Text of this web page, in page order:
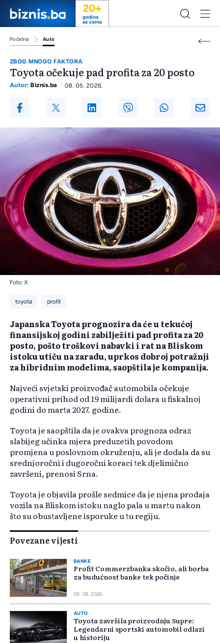
20+
godina
sa vama
Početna Auto
ZBOG MNOGO FAKTORA
Toyota očekuje pad profita za 20 posto
Autor: Biznis.ba 08. 05. 2026.
Foto: X
toyota profit
Japanska Toyota prognozira da će u tekućoj
finansijskoj godini zabilježiti pad profita za 20
posto, pošto troškovi nabavki i rat na Bliskom
istoku utiču na zaradu, uprkos dobroj potražnji
za hibridnim modelima, saopštila je kompanija.
Najveći svjetski proizvođač automobila očekuje
operativni prihod od 19 milijardi dolara u fiskalnoj
godini do marta 2027. godine.
Toyota je saopštila da je ovakva prognoza odraz
slabijeg učinka mjera preduzetih povodom
promjena u poslovnom okruženju, ali je dodala da su
srednjoročni i dugoročni koraci tek djelimično
završeni, prenosi Srna.
Toyota je objavila prošle sedmice da je njena prodaja
vozila na Bliskom istoku naglo pala u martu nakon
što su obustavljene isporuke u tu regiju.
Povezane vijesti
BANKE
Profit Commerzbanka skočio, ali borba
za budućnost banke tek počinje
06. 08. 2026.
AUTO
Toyota završila proizvodnju Supre:
Legendarni sportski automobil odlazi
u historiju